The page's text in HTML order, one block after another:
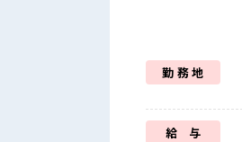
勤 務 地
給 与